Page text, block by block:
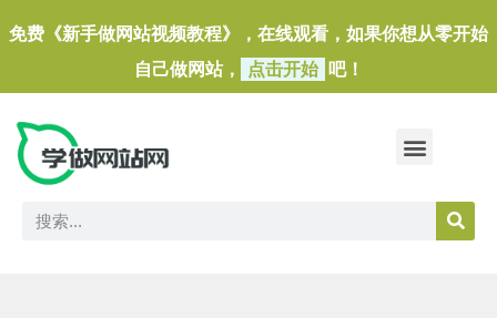
免费《新手做网站视频教程》，在线观看，如果你想从零开始
自己做网站，
点击开始 吧！